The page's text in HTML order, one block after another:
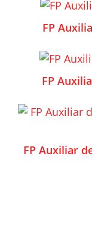
FP
FP
FP Auxiliar